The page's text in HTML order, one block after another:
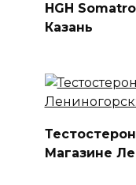
HGH
Казань
Магазине